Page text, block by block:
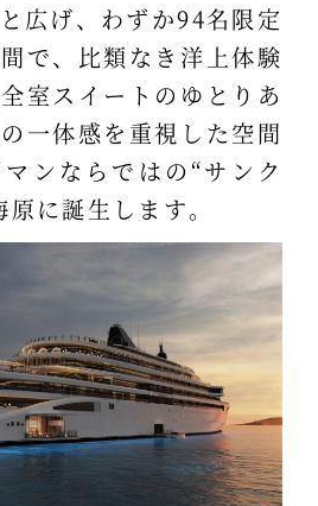
広げ、わずか94名限定
で、比類なき洋上体験
室スイートのゆとりあ
一体感を重視した空間
ンならではの“サンク
に誕生します。